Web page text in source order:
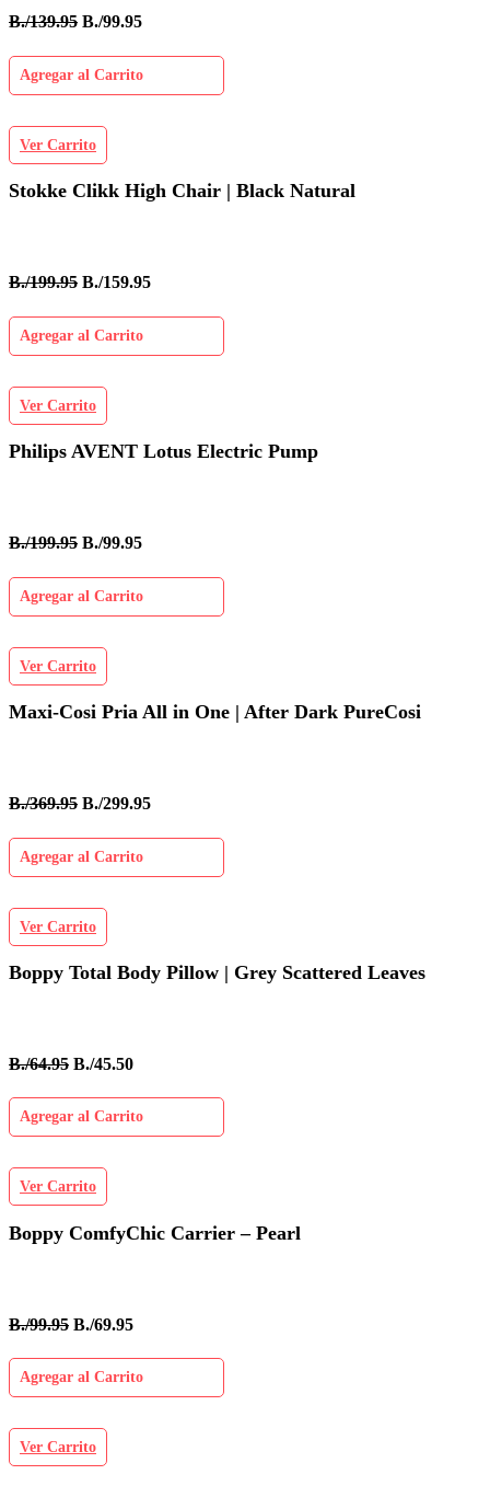
B./139.95 B./99.95
Agregar al Carrito
Ver Carrito
Stokke Clikk High Chair | Black Natural
B./199.95 B./159.95
Agregar al Carrito
Ver Carrito
Philips AVENT Lotus Electric Pump
B./199.95 B./99.95
Agregar al Carrito
Ver Carrito
Maxi-Cosi Pria All in One | After Dark PureCosi
B./369.95 B./299.95
Agregar al Carrito
Ver Carrito
Boppy Total Body Pillow | Grey Scattered Leaves
B./64.95 B./45.50
Agregar al Carrito
Ver Carrito
Boppy ComfyChic Carrier – Pearl
B./99.95 B./69.95
Agregar al Carrito
Ver Carrito